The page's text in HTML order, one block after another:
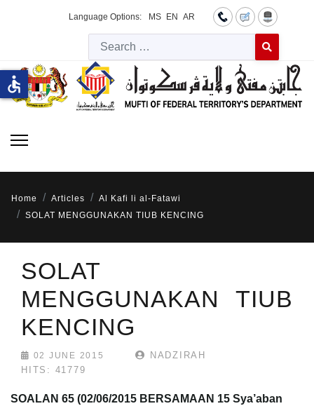
Language Options: MS EN AR
Type 2 or
Home Articles
Al Kafi li al-Fatawi
SOLAT MENGGUNAKAN TIUB KENCING
SOLAT
MENGGUNAKAN TIUB
KENCING
02 JUNE 2015
NADZIRAH
HITS: 41779
SOALAN 65 (02/06/2015 BERSAMAAN 15 Sya’aban
accessible